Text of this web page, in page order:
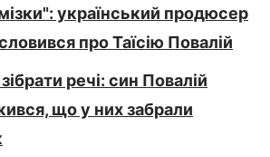
український продюсер
про Таїсію Повалій
речі: син Повалій
що у них забрали